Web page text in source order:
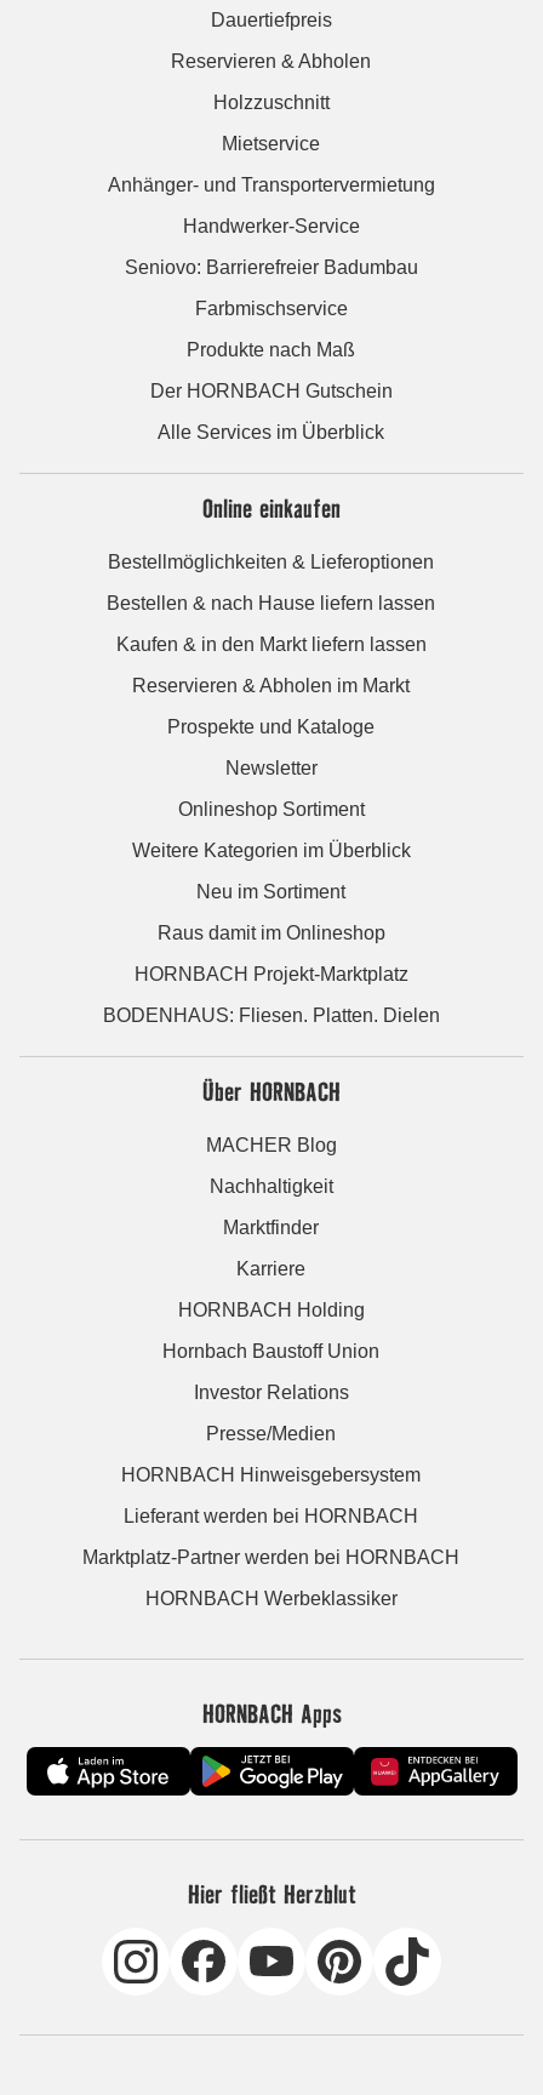
Dauertiefpreis
Reservieren & Abholen
Holzzuschnitt
Mietservice
Anhänger- und Transportervermietung
Handwerker-Service
Seniovo: Barrierefreier Badumbau
Farbmischservice
Produkte nach Maß
Der HORNBACH Gutschein
Alle Services im Überblick
Online einkaufen
Bestellmöglichkeiten & Lieferoptionen
Bestellen & nach Hause liefern lassen
Kaufen & in den Markt liefern lassen
Reservieren & Abholen im Markt
Prospekte und Kataloge
Newsletter
Onlineshop Sortiment
Weitere Kategorien im Überblick
Neu im Sortiment
Raus damit im Onlineshop
HORNBACH Projekt-Marktplatz
BODENHAUS: Fliesen. Platten. Dielen
Über HORNBACH
MACHER Blog
Nachhaltigkeit
Marktfinder
Karriere
HORNBACH Holding
Hornbach Baustoff Union
Investor Relations
Presse/Medien
HORNBACH Hinweisgebersystem
Lieferant werden bei HORNBACH
Marktplatz-Partner werden bei HORNBACH
HORNBACH Werbeklassiker
HORNBACH Apps
Hier fließt Herzblut